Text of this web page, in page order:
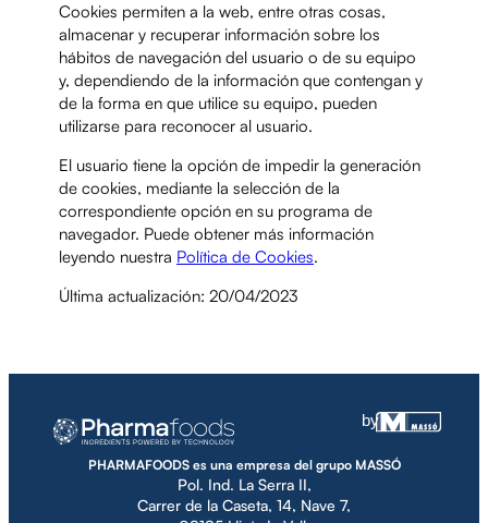
Cookies permiten a la web, entre otras cosas,
almacenar y recuperar información sobre los
hábitos de navegación del usuario o de su equipo
y, dependiendo de la información que contengan y
de la forma en que utilice su equipo, pueden
utilizarse para reconocer al usuario.
El usuario tiene la opción de impedir la generación
de cookies, mediante la selección de la
correspondiente opción en su programa de
navegador. Puede obtener más información
leyendo nuestra Política de Cookies.
Última actualización: 20/04/2023
by
PHARMAFOODS es una empresa del grupo MASSÓ
Pol. Ind. La Serra II,
Carrer de la Caseta, 14, Nave 7,